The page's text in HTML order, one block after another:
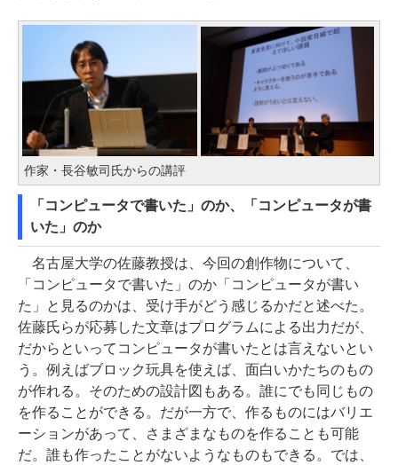
作家・長谷敏司氏からの講評
「コンピュータで書いた」のか、「コンピュータが書
いた」のか
名古屋大学の佐藤教授は、今回の創作物について、
「コンピュータで書いた」のか「コンピュータが書い
た」と見るのかは、受け手がどう感じるかだと述べた。
佐藤氏らが応募した文章はプログラムによる出力だが、
だからといってコンピュータが書いたとは言えないとい
う。例えばブロック玩具を使えば、面白いかたちのもの
が作れる。そのための設計図もある。誰にでも同じもの
を作ることができる。だが一方で、作るものにはバリエ
ーションがあって、さまざまなものを作ることも可能
だ。誰も作ったことがないようなものもできる。では、